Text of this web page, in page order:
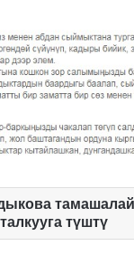
талкууга түштү